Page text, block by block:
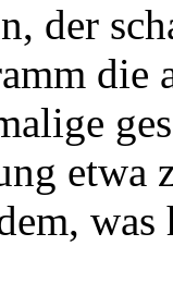
der
die
etwa